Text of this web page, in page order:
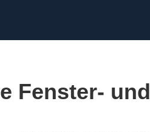
Fenster- und